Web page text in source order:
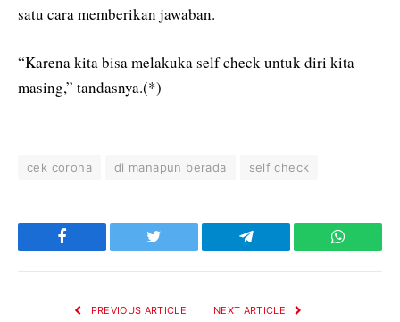
satu cara memberikan jawaban.
“Karena kita bisa melakuka self check untuk diri kita
masing,” tandasnya.(*)
cek corona di manapun berada self check
Facebook Twitter Telegram
PREVIOUS ARTICLE NEXT ARTICLE